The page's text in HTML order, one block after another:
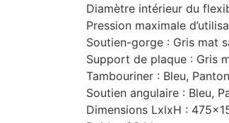
Diamètre intérieur du
Pression maximale
Soutien-gorge : Gris mat
Support de plaque : Gris
Tambouriner : Bleu,
Soutien angulaire : Bleu,
Dimensions LxlxH :